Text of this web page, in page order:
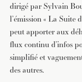
dirigé par Sylvain
l’émission « La Suite
peut apporter aux
flux continu d’infos
simplifié et
des autres.